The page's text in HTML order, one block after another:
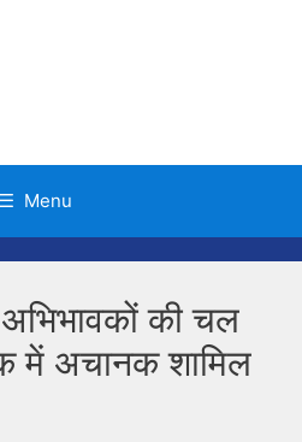
Menu
अभिभावकों की चल
में अचानक शामिल